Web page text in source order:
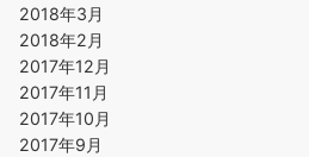
2018年3月
2018年2月
2017年12月
2017年11月
2017年10月
2017年9月